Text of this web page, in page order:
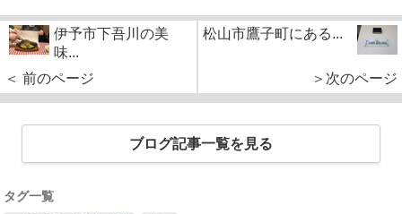
伊予市下吾川の美
味...
＜ 前のページ
松山市鷹子町にある...
＞次のページ
ブログ記事一覧を見る
タグ一覧